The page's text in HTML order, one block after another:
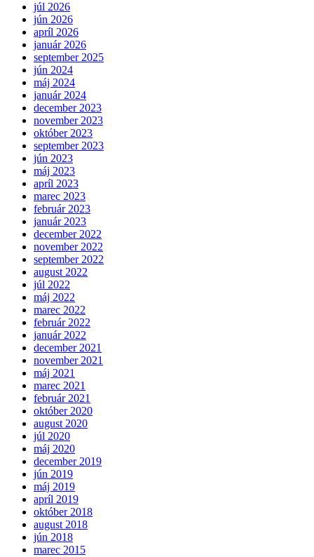
júl 2026
jún 2026
apríl 2026
január 2026
september 2025
jún 2024
máj 2024
január 2024
december 2023
november 2023
október 2023
september 2023
jún 2023
máj 2023
apríl 2023
marec 2023
február 2023
január 2023
december 2022
november 2022
september 2022
august 2022
júl 2022
máj 2022
marec 2022
február 2022
január 2022
december 2021
november 2021
máj 2021
marec 2021
február 2021
október 2020
august 2020
júl 2020
máj 2020
december 2019
jún 2019
máj 2019
apríl 2019
október 2018
august 2018
jún 2018
marec 2015